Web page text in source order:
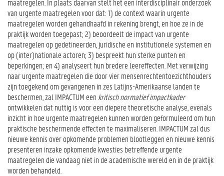
van urgente maatregelen voor dat: 1) de context waarin urgente
maatregelen worden gehandhaafd in rekening brengt, en hoe ze in de
praktijk worden toegepast; 2) beoordeelt de impact van urgente
maatregelen op gedetineerden, juridische en institutionele systemen en
op (inter)nationale actoren; 3) bespreekt hun sterke punten en
beperkingen; en 4) analyseert hun bredere leereffecten. Met verwijzing
naar urgente maatregelen die door vier mensenrechtentoezichthouders
zijn toegekend om gevangenen in zes Latijns-Amerikaanse landen te
beschermen, zal IMPACTUM een kritisch normatief impactkader
ontwikkelen dat nuttig is voor een diepere theoretische analyse, evenals
inzicht in hoe urgente maatregelen kunnen worden geformuleerd om hun
praktische beschermende effecten te maximaliseren. IMPACTUM zal dus
nieuwe kennis over opkomende problemen blootleggen en nieuwe kennis
presenteren inzake opkomende kwesties betreffende urgente
maatregelen die vandaag niet in de academische wereld en in de praktijk
worden behandeld.